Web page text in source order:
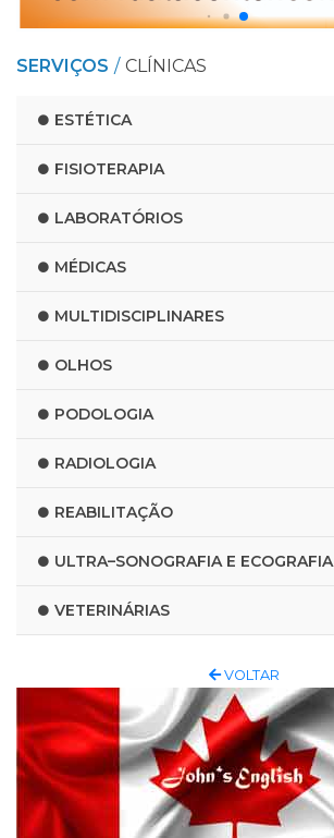
SERVIÇOS CLÍNICAS
ESTÉTICA
FISIOTERAPIA
LABORATÓRIOS
MÉDICAS
MULTIDISCIPLINARES
OLHOS
PODOLOGIA
RADIOLOGIA
REABILITAÇÃO
ULTRA–SONOGRAFIA E ECOGRAFIA
VETERINÁRIAS
VOLTAR